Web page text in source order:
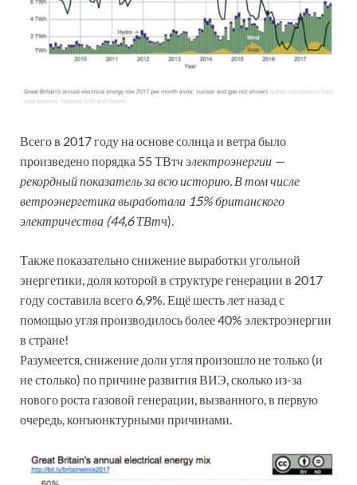
Всего в 2017 году на основе солнца и ветра было
произведено порядка 55 ТВтч электроэнергии —
рекордный показатель за всю историю. В том числе
ветроэнергетика выработала 15% британского
электричества (44,6 ТВтч).
Также показательно снижение выработки угольной
энергетики, доля которой в структуре генерации в 2017
году составила всего 6,9%. Ещё шесть лет назад с
помощью угля производилось более 40% электроэнергии
в стране!
Разумеется, снижение доли угля произошло не только (и
не столько) по причине развития ВИЭ, сколько из-за
нового роста газовой генерации, вызванного, в первую
очередь, конъюнктурными причинами.